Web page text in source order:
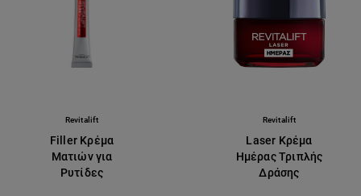
Revitalift
Filler Κρέμα
Ματιών για
Ρυτίδες
Revitalift
Laser Κρέμα
Ημέρας Τριπλής
Δράσης